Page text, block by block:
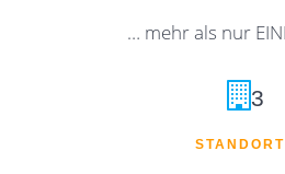
… mehr als nur
3